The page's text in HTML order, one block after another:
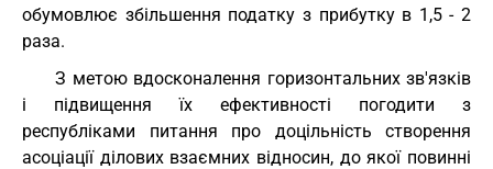
обумовлює збільшення податку з прибутку в 1,5 - 2
раза.
З метою вдосконалення горизонтальних зв'язків
і підвищення їх ефективності погодити з
республіками питання про доцільність створення
асоціації ділових взаємних відносин, до якої повинні